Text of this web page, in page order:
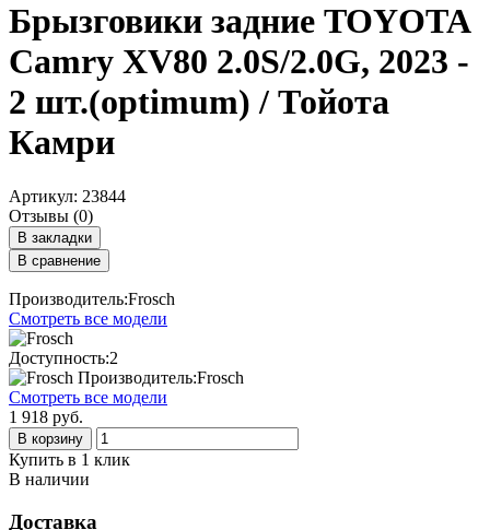
Брызговики задние TOYOTA
Camry XV80 2.0S/2.0G, 2023 -
2 шт.(optimum) / Тойота
Камри
Артикул: 23844
Отзывы (0)
В закладки
В сравнение
Производитель:Frosch
Смотреть все модели
Доступность:2
Производитель:Frosch
Смотреть все модели
1 918 руб.
В корзину
Купить в 1 клик
В наличии
Доставка